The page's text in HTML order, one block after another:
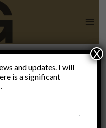
and updates. I will
is a significant
X